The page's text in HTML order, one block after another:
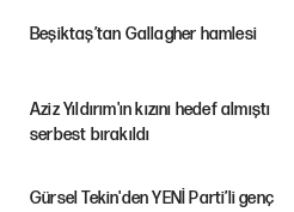
Beşiktaş’tan Gallagher hamlesi
Aziz Yıldırım'ın kızını hedef almıştı
serbest bırakıldı
Gürsel Tekin'den YENİ Parti’li genç